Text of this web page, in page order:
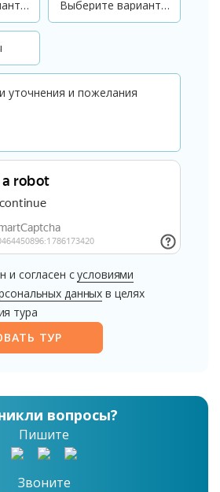
и согласен сусловиями
данных в целях
тура
ТУР
вопросы?
Пишите
Звоните